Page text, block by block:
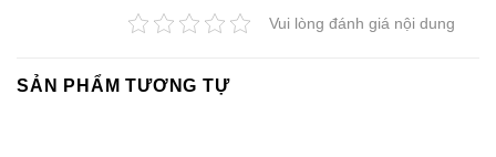
Vui lòng đánh giá nội dung
SẢN PHẨM TƯƠNG TỰ